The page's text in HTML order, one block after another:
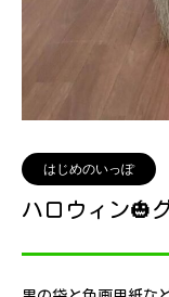
はじめのいっぽ
ハロウィン🎃